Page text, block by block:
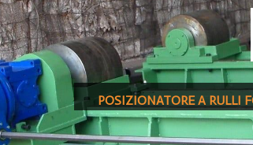
POSIZIONATORE A RULLI